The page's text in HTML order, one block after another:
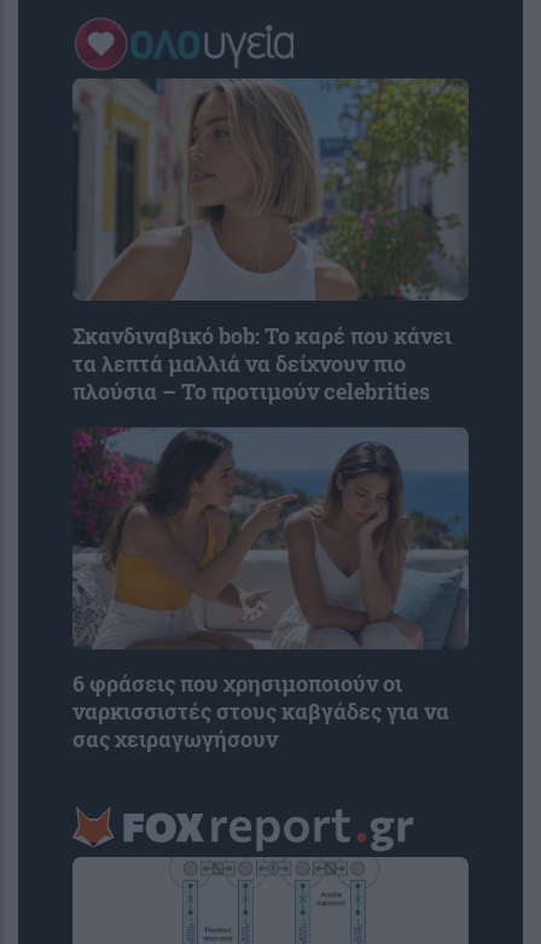
Σκανδιναβικό bob: Το καρέ που κάνει
τα λεπτά μαλλιά να δείχνουν πιο
πλούσια – Το προτιμούν celebrities
6 φράσεις που χρησιμοποιούν οι
ναρκισσιστές στους καβγάδες για να
σας χειραγωγήσουν